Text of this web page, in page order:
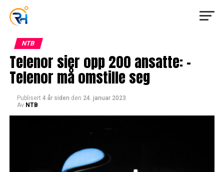
NTB
Telenor sier opp 200 ansatte: –
Telenor må omstille seg
Publisert 4 år siden den 24. januar 2023
Av NTB